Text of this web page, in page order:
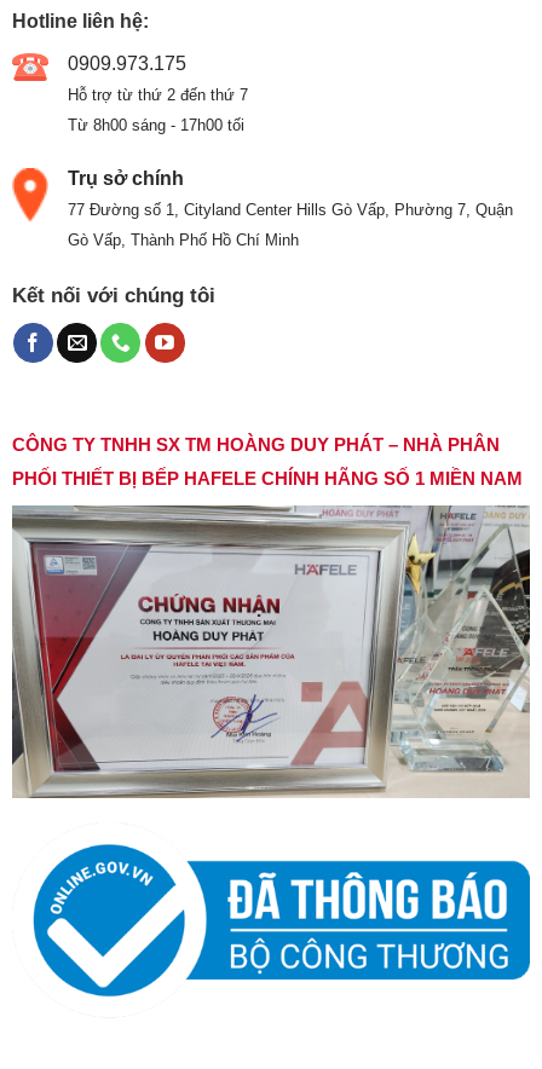
Hotline liên hệ:
0909.973.175
Hỗ trợ từ thứ 2 đến thứ 7
Từ 8h00 sáng - 17h00 tối
Trụ sở chính
77 Đường số 1, Cityland Center Hills Gò Vấp, Phường 7, Quận
Gò Vấp, Thành Phố Hồ Chí Minh
Kết nối với chúng tôi
CÔNG TY TNHH SX TM HOÀNG DUY PHÁT – NHÀ PHÂN
PHỐI THIẾT BỊ BẾP HAFELE CHÍNH HÃNG SỐ 1 MIỀN NAM